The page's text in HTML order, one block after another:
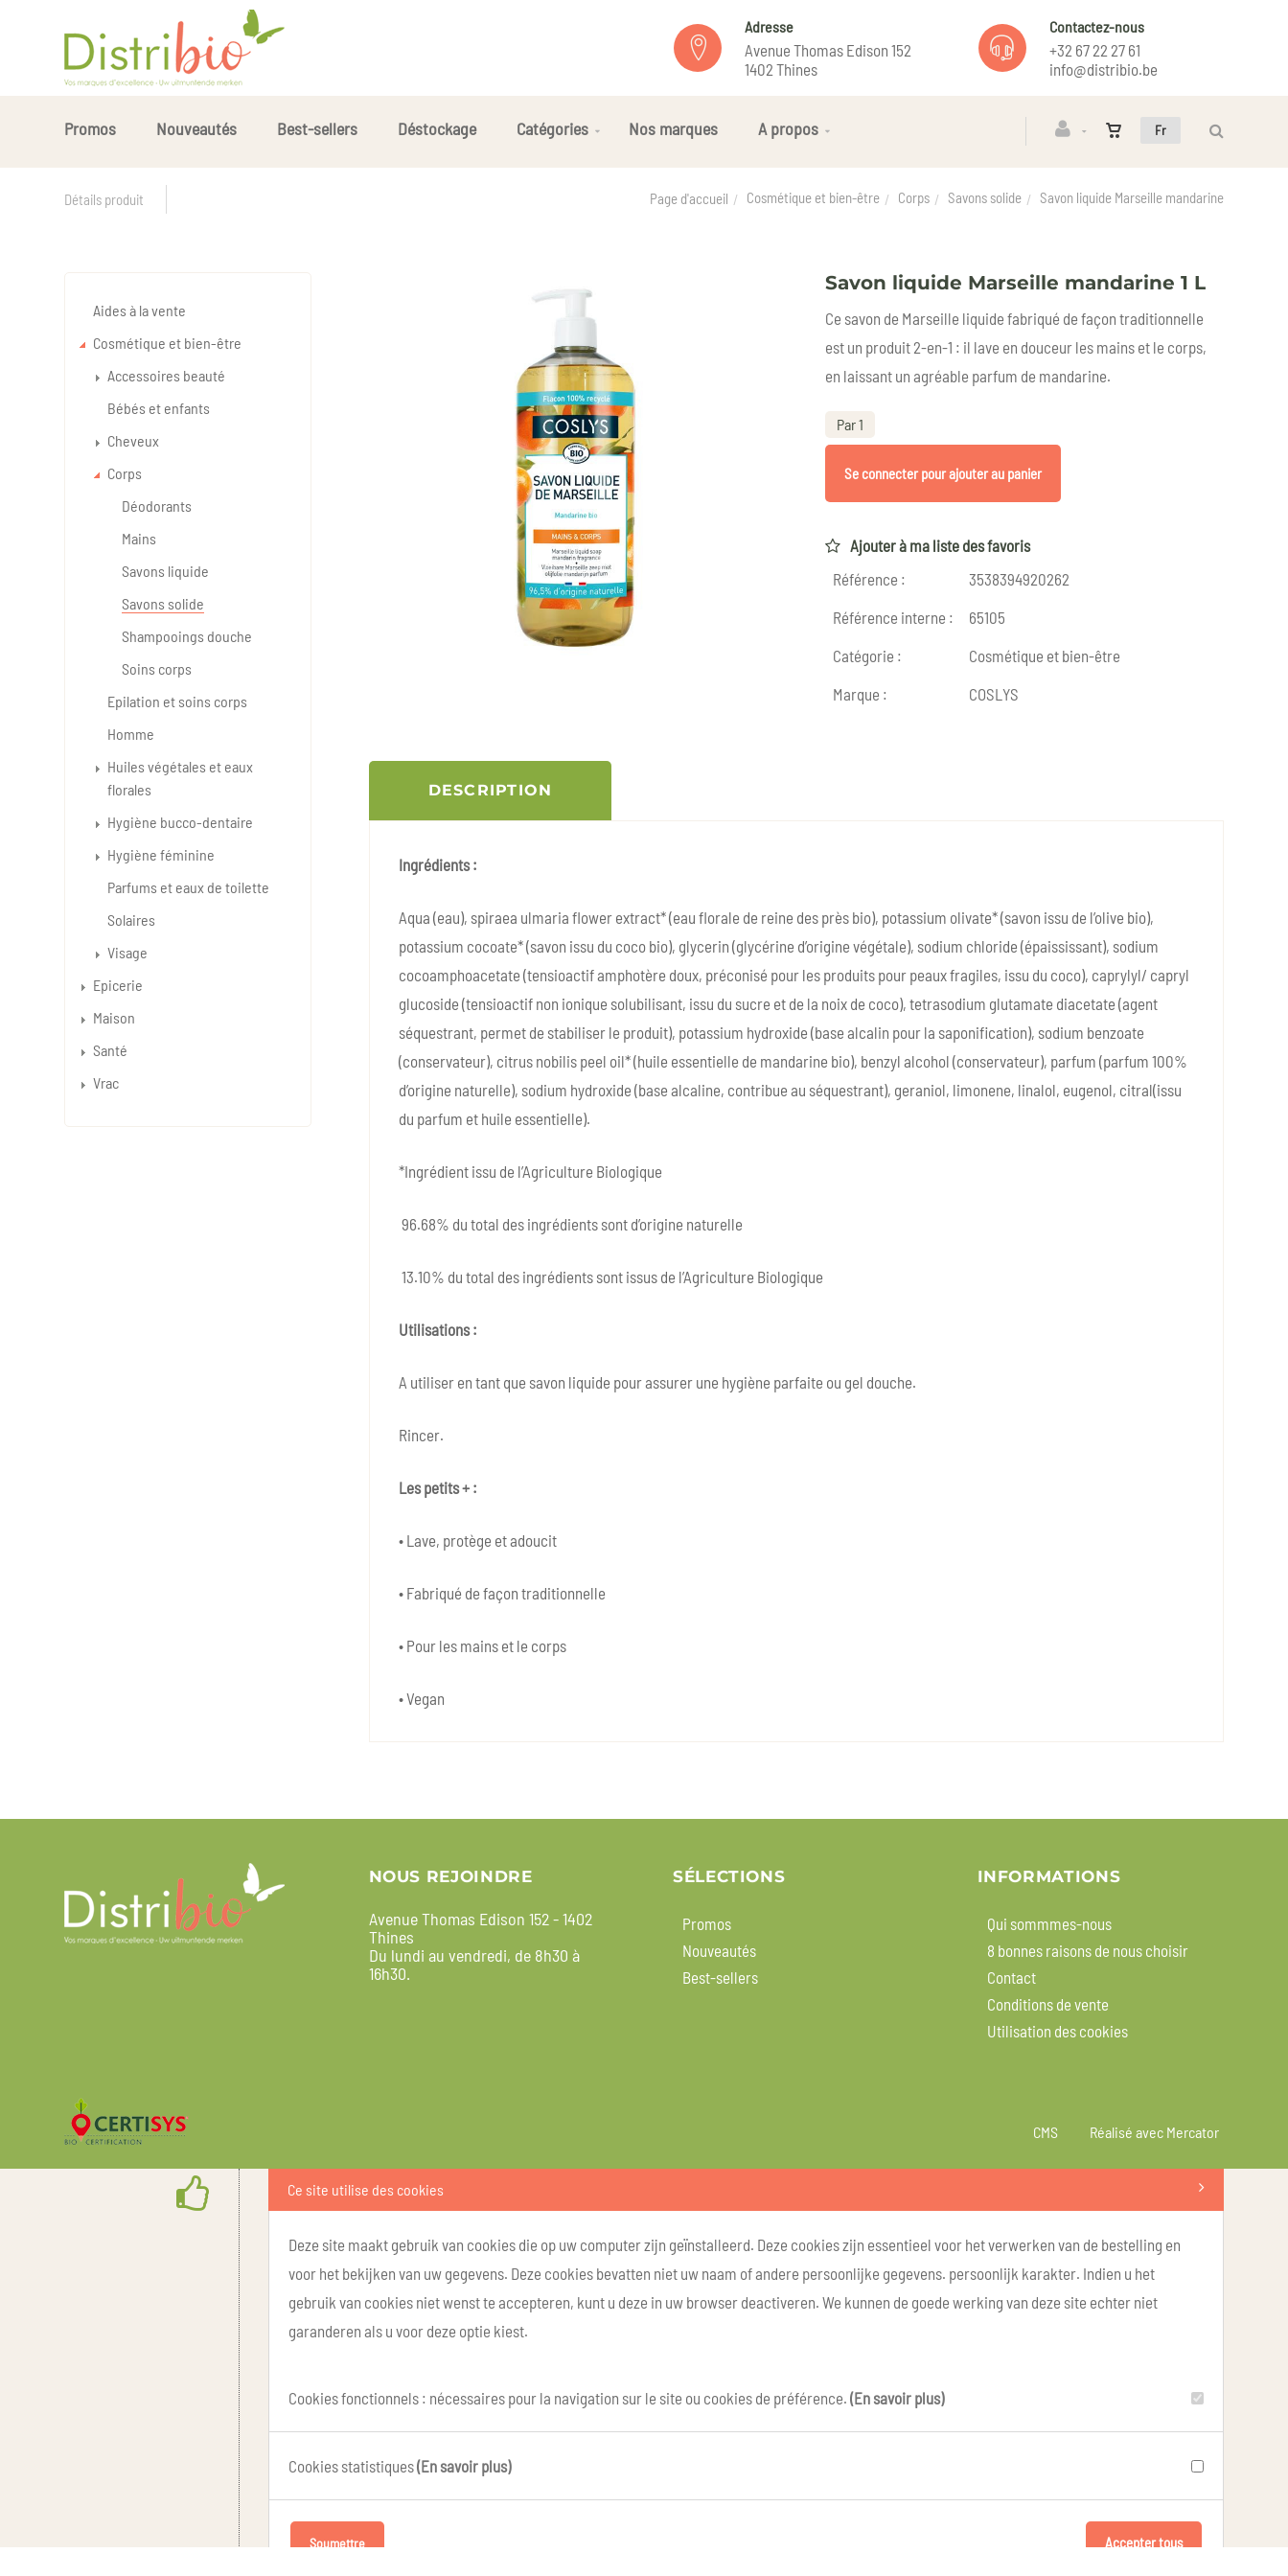
Adresse
Avenue Thomas Edison 152
1402 Thines
Contactez-nous
+32 67 22 27 61
info@distribio.be
Fr
Promos Nouveautés Best-sellers Déstockage Catégories Nos marques A propos
Détails produit Page d'accueil Cosmétique et bien-être Corps Savons solide Savon liquide Marseille mandarine
Savon liquide Marseille mandarine 1 L
Ce savon de Marseille liquide fabriqué de façon traditionnelle
est un produit 2-en-1 : il lave en douceur les mains et le corps,
en laissant un agréable parfum de mandarine.
Par 1
Se connecter pour ajouter au panier
Ajouter à ma liste des favoris
Référence :
3538394920262
Référence interne :
65105
Catégorie :
Cosmétique et bien-être
Marque :
COSLYS
DESCRIPTION
Ingrédients :
Aqua (eau), spiraea ulmaria flower extract* (eau florale de reine des près bio), potassium olivate* (savon issu de l’olive bio),
potassium cocoate* (savon issu du coco bio), glycerin (glycérine d’origine végétale), sodium chloride (épaississant), sodium
cocoamphoacetate (tensioactif amphotère doux, préconisé pour les produits pour peaux fragiles, issu du coco), caprylyl/ capryl
glucoside (tensioactif non ionique solubilisant, issu du sucre et de la noix de coco), tetrasodium glutamate diacetate (agent
séquestrant, permet de stabiliser le produit), potassium hydroxide (base alcalin pour la saponification), sodium benzoate
(conservateur), citrus nobilis peel oil* (huile essentielle de mandarine bio), benzyl alcohol (conservateur), parfum (parfum 100%
d’origine naturelle), sodium hydroxide (base alcaline, contribue au séquestrant), geraniol, limonene, linalol, eugenol, citral(issu
du parfum et huile essentielle).
*Ingrédient issu de l’Agriculture Biologique
96.68% du total des ingrédients sont d’origine naturelle
13.10% du total des ingrédients sont issus de l’Agriculture Biologique
Utilisations :
A utiliser en tant que savon liquide pour assurer une hygiène parfaite ou gel douche.
Rincer.
Les petits + :
• Lave, protège et adoucit
• Fabriqué de façon traditionnelle
• Pour les mains et le corps
• Vegan
Aides à la vente
Cosmétique et bien-être
Accessoires beauté
Bébés et enfants
Cheveux
Corps
Déodorants
Mains
Savons liquide
Savons solide
Shampooings douche
Soins corps
Epilation et soins corps
Homme
Huiles végétales et eaux
florales
Hygiène bucco-dentaire
Hygiène féminine
Parfums et eaux de toilette
Solaires
Visage
Epicerie
Maison
Santé
Vrac
NOUS REJOINDRE
Avenue Thomas Edison 152 - 1402
Thines
Du lundi au vendredi, de 8h30 à
16h30.
SÉLECTIONS
Promos
Nouveautés
Best-sellers
INFORMATIONS
Qui sommmes-nous
8 bonnes raisons de nous choisir
Contact
Conditions de vente
Utilisation des cookies
CMS Réalisé avec Mercator
Ce site utilise des cookies
Deze site maakt gebruik van cookies die op uw computer zijn geïnstalleerd. Deze cookies zijn essentieel voor het verwerken van de bestelling en
voor het bekijken van uw gegevens. Deze cookies bevatten niet uw naam of andere persoonlijke gegevens. persoonlijk karakter. Indien u het
gebruik van cookies niet wenst te accepteren, kunt u deze in uw browser deactiveren. We kunnen de goede werking van deze site echter niet
garanderen als u voor deze optie kiest.
Cookies fonctionnels : nécessaires pour la navigation sur le site ou cookies de préférence. (En savoir plus)
Cookies statistiques(En savoir plus)
Soumettre Accepter tous